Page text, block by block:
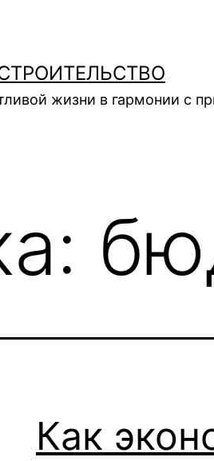
жизни в гармонии с
Как